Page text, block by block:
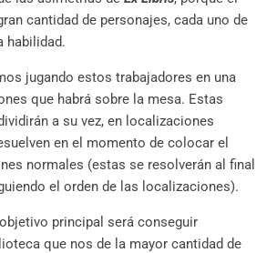
cantidad de personajes, cada uno de
habilidad.
jugando estos trabajadores en una
que habrá sobre la mesa. Estas
a su vez, en localizaciones
en el momento de colocar el
normales (estas se resolverán al final
el orden de las localizaciones).
principal será conseguir
que nos de la mayor cantidad de